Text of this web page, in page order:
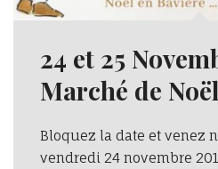
24 et 25
Marché de
Bloquez la date et venez
vendredi 24 novembre